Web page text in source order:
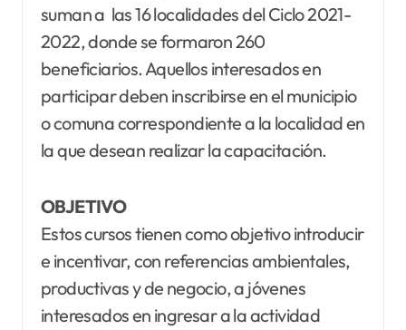
suman a las 16 localidades del Ciclo 2021-
2022, donde se formaron 260
beneficiarios. Aquellos interesados en
participar deben inscribirse en el municipio
o comuna correspondiente a la localidad en
la que desean realizar la capacitación.
OBJETIVO
Estos cursos tienen como objetivo introducir
e incentivar, con referencias ambientales,
productivas y de negocio, a jóvenes
interesados en ingresar a la actividad